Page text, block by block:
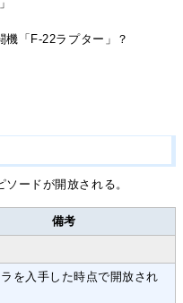
機「F-22ラプター」？
ードが開放される。
備考
を入手した時点で開放され